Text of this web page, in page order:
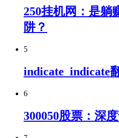
250挂机网：是躺
阱？
5
indicate_indicate
6
300050股票：深